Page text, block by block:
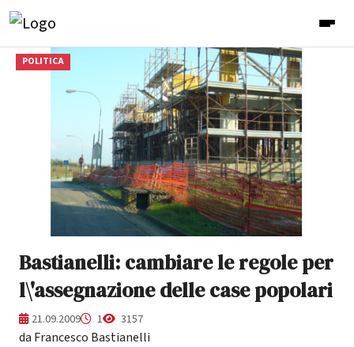
POLITICA
Bastianelli: cambiare le regole per
l\'assegnazione delle case popolari
21.09.2009 1 3157
da Francesco Bastianelli